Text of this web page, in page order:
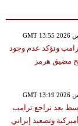
وتؤكد عدم وجود
مضيق هرمز
بعد تراجع ترامب
وتصعيد إيراني